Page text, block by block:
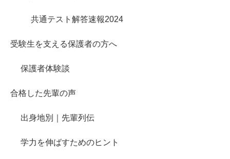
共通テスト解答速報2024
受験生を支える保護者の方へ
保護者体験談
合格した先輩の声
出身地別｜先輩列伝
学力を伸ばすためのヒント